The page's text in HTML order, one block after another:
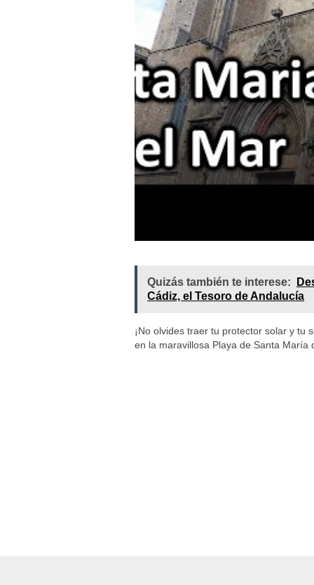
Quizás también te interese:
Cádiz, el Tesoro de Andalucía
¡No olvides traer tu protector solar y tu
en la maravillosa Playa de Santa María